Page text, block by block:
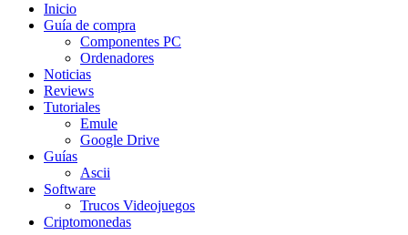
Inicio
Guía de compra
Componentes PC
Ordenadores
Noticias
Reviews
Tutoriales
Emule
Google Drive
Guías
Ascii
Software
Trucos Videojuegos
Criptomonedas